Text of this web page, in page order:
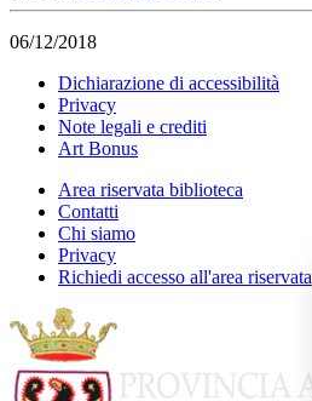
06/12/2018
Dichiarazione di accessibilità
Privacy
Note legali e crediti
Art Bonus
Area riservata biblioteca
Contatti
Chi siamo
Privacy
Richiedi accesso all'area riservata